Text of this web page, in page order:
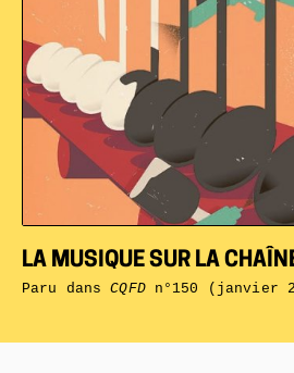
LA MUSIQUE SUR LA
Paru dansCQFDn°150 (janvier